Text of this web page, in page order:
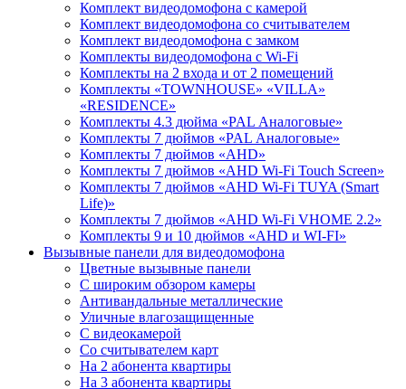
Комплект видеодомофона с камерой
Комплект видеодомофона со считывателем
Комплект видеодомофона c замком
Комплекты видеодомофона с Wi-Fi
Комплекты на 2 входа и от 2 помещений
Комплекты «TOWNHOUSE» «VILLA»
«RESIDENCE»
Комплекты 4.3 дюйма «PAL Аналоговые»
Комплекты 7 дюймов «PAL Аналоговые»
Комплекты 7 дюймов «AHD»
Комплекты 7 дюймов «AHD Wi-Fi Touch Screen»
Комплекты 7 дюймов «AHD Wi-Fi TUYA (Smart
Life)»
Комплекты 7 дюймов «AHD Wi-Fi VHOME 2.2»
Комплекты 9 и 10 дюймов «AHD и WI-FI»
Вызывные панели для видеодомофона
Цветные вызывные панели
С широким обзором камеры
Антивандальные металлические
Уличные влагозащищенные
С видеокамерой
Со считывателем карт
На 2 абонента квартиры
На 3 абонента квартиры